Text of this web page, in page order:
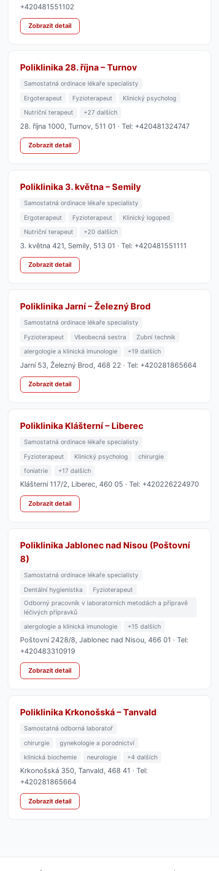
+420481551102
Zobrazit detail
Poliklinika 28. října – Turnov
Samostatná ordinace lékaře specialisty
Ergoterapeut
Fyzioterapeut
Klinický psycholog
Nutriční terapeut
+27 dalších
28. října 1000, Turnov, 511 01 · Tel: +420481324747
Zobrazit detail
Poliklinika 3. května – Semily
Samostatná ordinace lékaře specialisty
Ergoterapeut
Fyzioterapeut
Klinický logoped
Nutriční terapeut
+20 dalších
3. května 421, Semily, 513 01 · Tel: +420481551111
Zobrazit detail
Poliklinika Jarní – Železný Brod
Samostatná ordinace lékaře specialisty
Fyzioterapeut
Všeobecná sestra
Zubní technik
alergologie a klinická imunologie
+19 dalších
Jarní 53, Železný Brod, 468 22 · Tel: +420281865664
Zobrazit detail
Poliklinika Klášterní – Liberec
Samostatná ordinace lékaře specialisty
Fyzioterapeut
Klinický psycholog
chirurgie
foniatrie
+17 dalších
Klášterní 117/2, Liberec, 460 05 · Tel: +420226224970
Zobrazit detail
Poliklinika Jablonec nad Nisou (Poštovní
8)
Samostatná ordinace lékaře specialisty
Dentální hygienistka
Fyzioterapeut
Odborný pracovník v laboratorních metodách a přípravě
léčivých přípravků
alergologie a klinická imunologie
+15 dalších
Poštovní 2428/8, Jablonec nad Nisou, 466 01 · Tel:
+420483310919
Zobrazit detail
Poliklinika Krkonošská – Tanvald
Samostatná odborná laboratoř
chirurgie
gynekologie a porodnictví
klinická biochemie
neurologie +4 dalších
Krkonošská 350, Tanvald, 468 41 · Tel:
+420281865664
Zobrazit detail